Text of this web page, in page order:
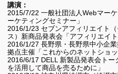
講演：
2015/7/22 一般社団法人Webマー
ーケティングセミナー」
2016/1/23 セブンアフィリエイト
ス）新商品発表会「アフィリエイト
2016/1/27 長野県・長野県中小企
拠点主催「これからのネットショ
2016/6/17 DELL 新製品発表会トー
を活用して商品を売るために」